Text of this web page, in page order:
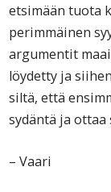
etsimään tuota
perimmäinen
argumentit
löydetty ja
siltä, että
sydäntä ja ottaa
– Vaari